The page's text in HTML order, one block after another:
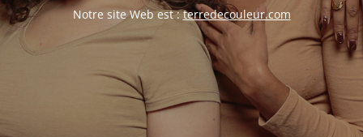
Notre site Web est :terredecouleur.com